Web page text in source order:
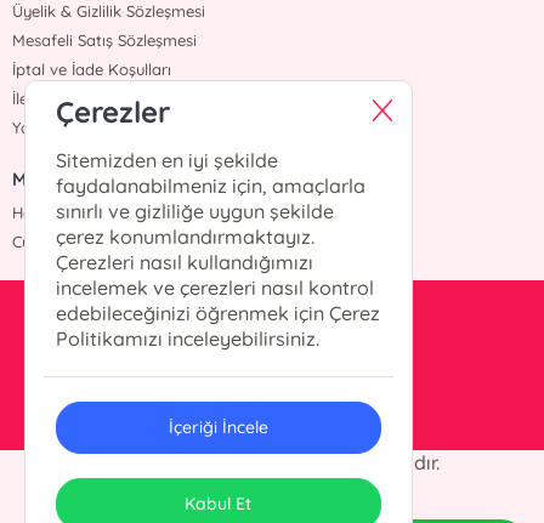
Üyelik & Gizlilik Sözleşmesi
Mesafeli Satış Sözleşmesi
İptal ve İade Koşulları
İletişim
Yardım
MÜŞTERİ HİZMETLERİ
Hafta içi :09:00 - 18:00
Cumartesi :09:00 - 18:00
info@okurkitap.com
90 544 522 45 05
© 2024 Okur Kitap Her hakkı saklıdır.
Tasarım & Uygulama
Çerezler
Sitemizden en iyi şekilde
faydalanabilmeniz için, amaçlarla
sınırlı ve gizliliğe uygun şekilde
çerez konumlandırmaktayız.
Çerezleri nasıl kullandığımızı
incelemek ve çerezleri nasıl kontrol
edebileceğinizi öğrenmek için Çerez
Politikamızı inceleyebilirsiniz.
İçeriği İncele
Kabul Et